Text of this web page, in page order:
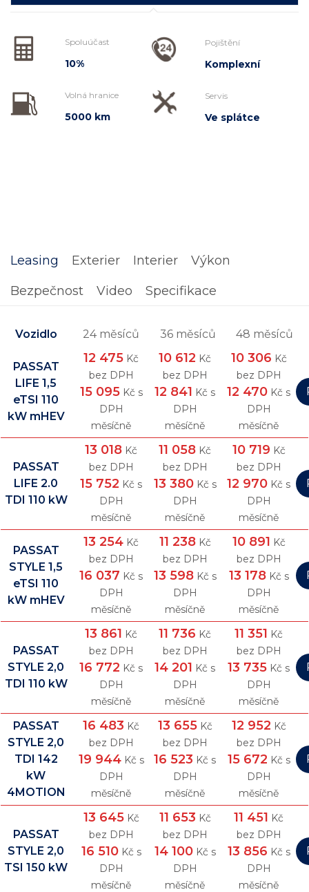
Spoluúčast
10%
Volná hranice
5000 km
Pojištění
Komplexní
Servis
Ve splátce
Leasing Exterier Interier
Výkon
Bezpečnost
Video Specifikace
Vozidlo 24 měsíců 36 měsíců 48 měsíců
PASSAT
LIFE 1,5
eTSI 110
kW mHEV
12 475 Kč
bez DPH
15 095Kč s
DPH
měsíčně
10 612 Kč
bez DPH
12 841 Kč s
DPH
měsíčně
10 306 Kč
bez DPH
12 470 Kč s
DPH
měsíčně
PASSAT
LIFE 2.0
TDI 110 kW
13 018 Kč
bez DPH
15 752 Kč s
DPH
měsíčně
11 058 Kč
bez DPH
13 380Kč s
DPH
měsíčně
10 719 Kč
bez DPH
12 970 Kč s
DPH
měsíčně
PASSAT
STYLE 1,5
eTSI 110
kW mHEV
13 254 Kč
bez DPH
16 037 Kč s
DPH
měsíčně
11 238Kč
bez DPH
13 598Kč s
DPH
měsíčně
10 891 Kč
bez DPH
13 178Kč s
DPH
měsíčně
PASSAT
STYLE 2,0
TDI 110 kW
13 861 Kč
bez DPH
16 772 Kč s
DPH
měsíčně
11 736 Kč
bez DPH
14 201 Kč s
DPH
měsíčně
11 351 Kč
bez DPH
13 735 Kč s
DPH
měsíčně
PASSAT
STYLE 2,0
TDI 142
kW
4MOTION
16 483 Kč
bez DPH
19 944Kč s
DPH
měsíčně
13 655Kč
bez DPH
16 523 Kč s
DPH
měsíčně
12 952 Kč
bez DPH
15 672 Kč s
DPH
měsíčně
PASSAT
STYLE 2,0
TSI 150 kW
13 645Kč
bez DPH
16 510Kč s
DPH
měsíčně
11 653 Kč
bez DPH
14 100Kč s
DPH
měsíčně
11 451 Kč
bez DPH
13 856 Kč s
DPH
měsíčně